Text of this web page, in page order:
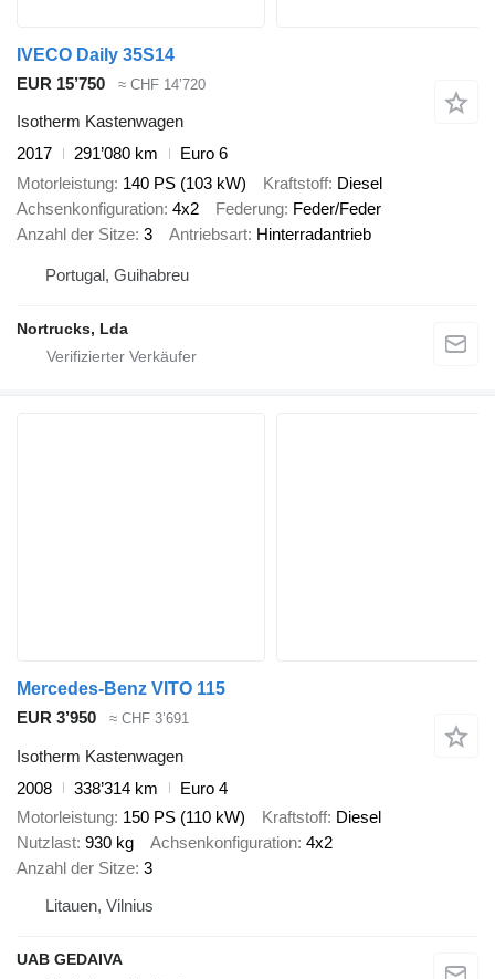
IVECO Daily 35S14
EUR 15’750
≈ CHF 14’720
Isotherm Kastenwagen
2017
291’080 km
Euro 6
Motorleistung 140 PS (103 kW) Kraftstoff Diesel
Achsenkonfiguration 4x2 Federung Feder/Feder
Anzahl der Sitze 3 Antriebsart Hinterradantrieb
Portugal, Guihabreu
Nortrucks, Lda
Mercedes-Benz VITO 115
EUR 3’950
≈ CHF 3’691
Isotherm Kastenwagen
2008
338’314 km
Euro 4
Motorleistung 150 PS (110 kW) Kraftstoff Diesel
Nutzlast 930 kg Achsenkonfiguration 4x2
Anzahl der Sitze 3
Litauen, Vilnius
UAB GEDAIVA